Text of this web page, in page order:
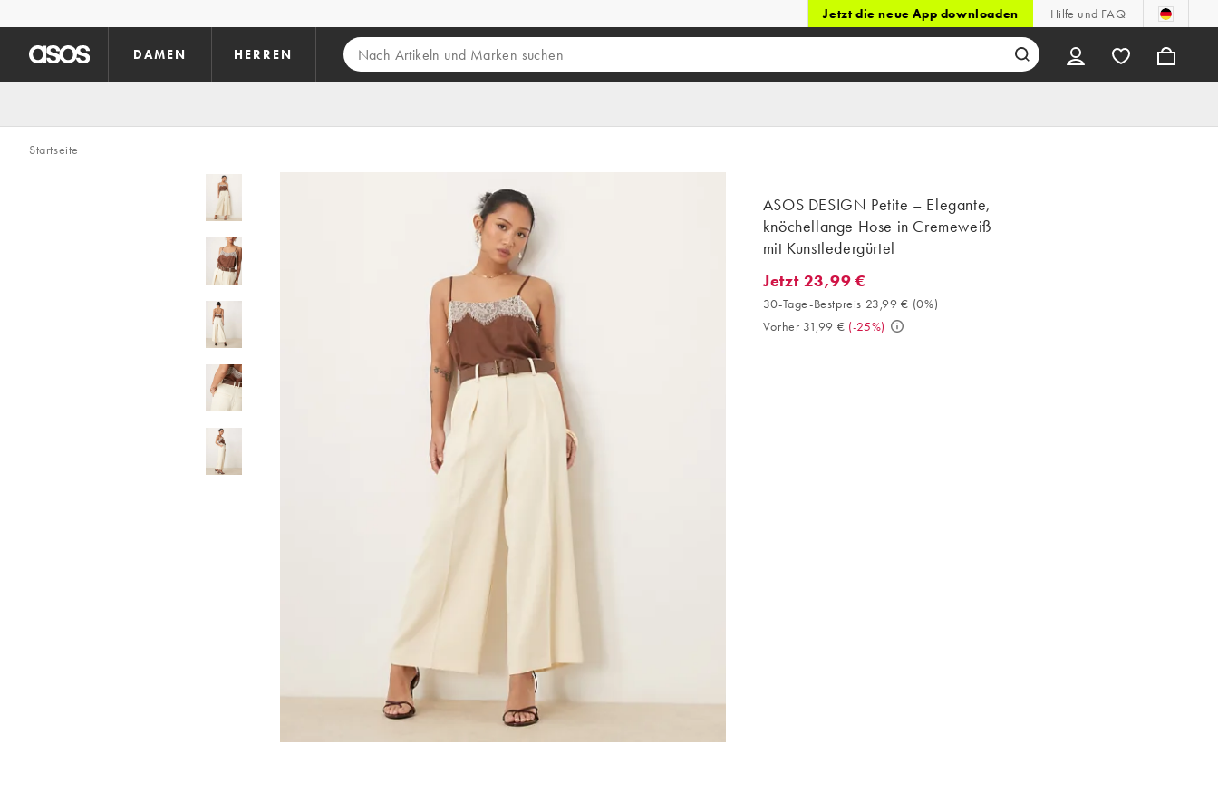
Jetzt die neue App downloaden Hilfe und FAQ
DAMEN HERREN
Startseite
ASOS DESIGN Petite – Elegante,
knöchellange Hose in Cremeweiß
mit Kunstledergürtel
Jetzt 23,99 €. 30-Tage-Bestpreis 23,99 € (0%). Vorher 31,99 €. (-25%)
Jetzt 23,99 €
30-Tage-Bestpreis 23,99 € (0%)
Vorher 31,99 € (-25%)